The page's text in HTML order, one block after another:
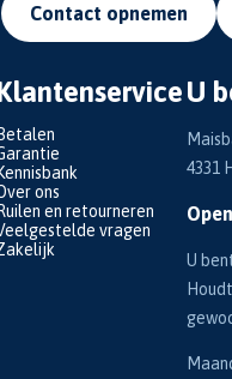
Contact opnemen
Betalen
Kennisbank
ons
Ruilen en retourneren
vragen
U
4331
U